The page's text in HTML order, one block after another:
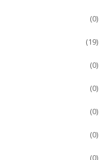
(0)
(19)
(0)
(0)
(0)
(0)
(0)